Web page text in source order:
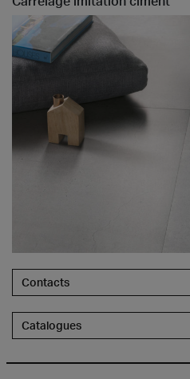
Contacts
Catalogues